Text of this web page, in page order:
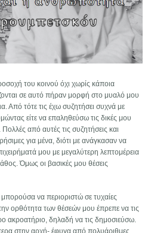
του κοινού όχι χωρίς κάποια
σε αυτό πήραν μορφή στο μυαλό μου
Από τότε τις έχω συζητήσει συχνά με
είτε να επαληθεύσω τις δικές μου
από αυτές τις συζητήσεις και
για μένα, διότι με ανάγκασαν να
μου με μεγαλύτερη λεπτομέρεια
Όμως οι βασικές μου θέσεις
να περιοριστώ σε τυχαίες
ορθότητα των θέσεών μου έπρεπε να τις
ακροατήριο, δηλαδή να τις δημοσιεύσω.